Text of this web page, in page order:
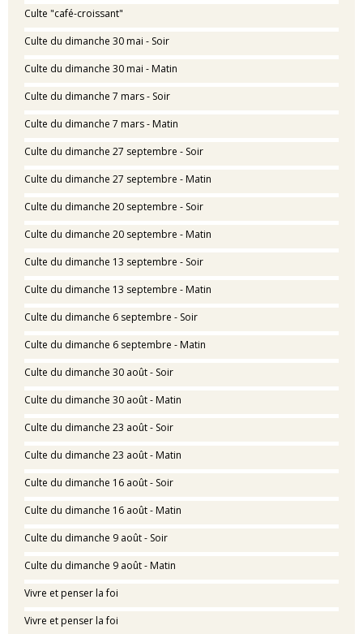
Culte "café-croissant"
Culte du dimanche 30 mai - Soir
Culte du dimanche 30 mai - Matin
Culte du dimanche 7 mars - Soir
Culte du dimanche 7 mars - Matin
Culte du dimanche 27 septembre - Soir
Culte du dimanche 27 septembre - Matin
Culte du dimanche 20 septembre - Soir
Culte du dimanche 20 septembre - Matin
Culte du dimanche 13 septembre - Soir
Culte du dimanche 13 septembre - Matin
Culte du dimanche 6 septembre - Soir
Culte du dimanche 6 septembre - Matin
Culte du dimanche 30 août - Soir
Culte du dimanche 30 août - Matin
Culte du dimanche 23 août - Soir
Culte du dimanche 23 août - Matin
Culte du dimanche 16 août - Soir
Culte du dimanche 16 août - Matin
Culte du dimanche 9 août - Soir
Culte du dimanche 9 août - Matin
Vivre et penser la foi
Vivre et penser la foi